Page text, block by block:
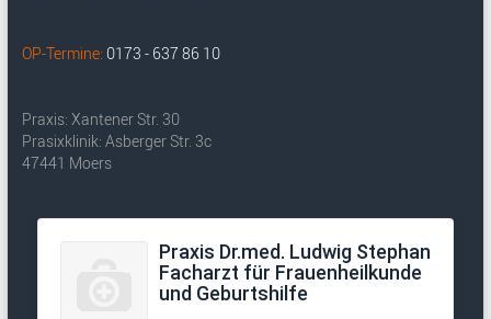
OP-Termine: 0173 - 637 86 10
Praxis: Xantener Str. 30
Prasixklinik: Asberger Str. 3c
47441 Moers